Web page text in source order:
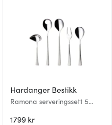
Hardanger Bestikk
Ramona serveringssett 5
1799 kr